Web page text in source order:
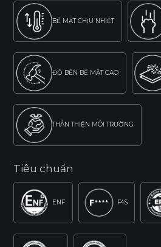
BỀ MẶT CHỊU NHIỆT
ĐỘ BỀN BỀ MẶT CAO
THÂN THIỆN MÔI TRƯỜNG
Tiêu chuẩn
ENF F4S